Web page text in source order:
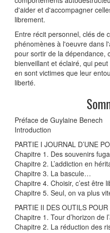
d'aider et d'accompagner
librement.
Entre récit personnel, clés de
phénomènes à l'oeuvre dans
pour sortir de la dépendance,
bienveillant et éclairé, qui
en sont victimes que leur
liberté.
Préface de Guylaine Benech
Introduction
PARTIE I JOURNAL D’UNE
Chapitre 1. Des souvenirs
Chapitre 2. L’addiction en
Chapitre 3. La bascule…
Chapitre 4. Choisir, c’est être
Chapitre 5. Seul, on va plus
PARTIE II DES OUTILS
Chapitre 1. Tour d’horizon de
Chapitre 2. La réduction des